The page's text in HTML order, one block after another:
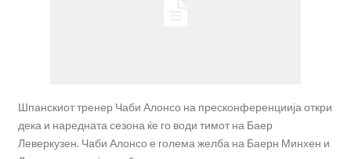
Шпанскиот тренер Чаби Алонсо на пресконференциија откри
дека и наредната сезона ќе го води тимот на Баер
Леверкузен. Чаби Алонсо е голема желба на Баерн Минхен и